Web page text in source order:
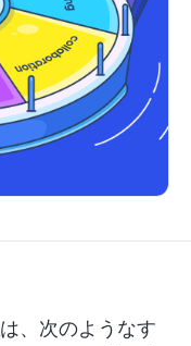
は、次のようなす